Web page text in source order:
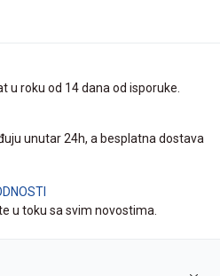
u roku od 14 dana od isporuke.
unutar 24h, a besplatna dostava
u toku sa svim novostima.